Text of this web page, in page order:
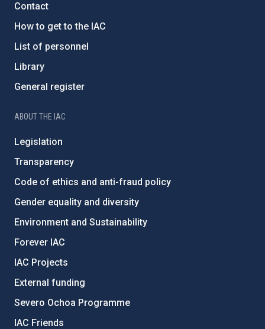
Contact
How to get to the IAC
List of personnel
Library
General register
ABOUT THE IAC
Legislation
Transparency
Code of ethics and anti-fraud policy
Gender equality and diversity
Environment and Sustainability
Forever IAC
IAC Projects
External funding
Severo Ochoa Programme
IAC Friends